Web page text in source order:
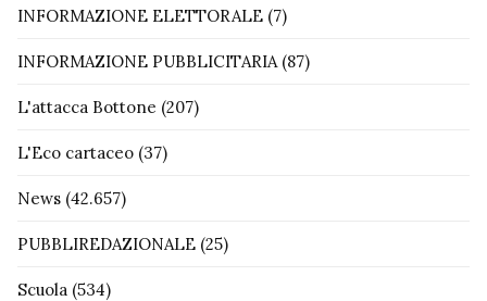
INFORMAZIONE ELETTORALE (7)
INFORMAZIONE PUBBLICITARIA(87)
L'attacca Bottone (207)
L'Eco cartaceo (37)
News (42.657)
PUBBLIREDAZIONALE (25)
Scuola (534)